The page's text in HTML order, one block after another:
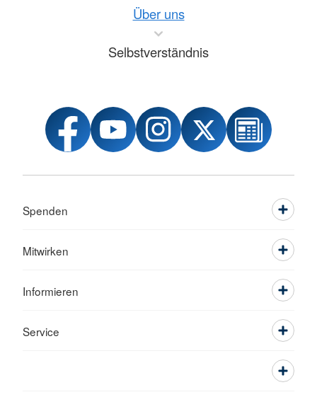
Über uns
Selbstverständnis
Spenden
Mitwirken
Informieren
Service